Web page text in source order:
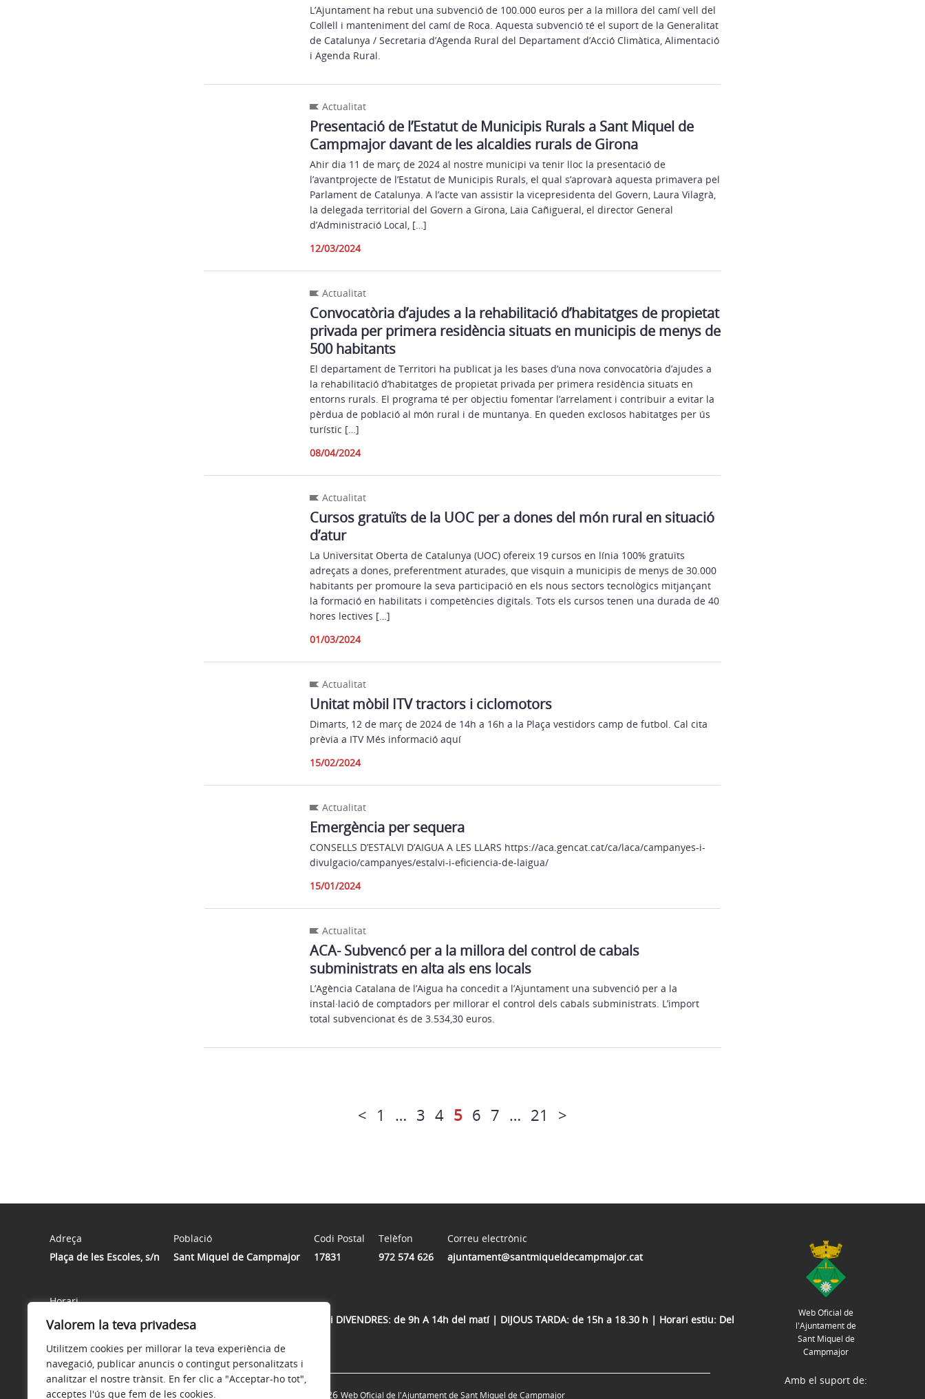
Valorem la teva privadesa
Utilitzem cookies per millorar la teva experiència de
navegació, publicar anuncis o contingut personalitzats i
analitzar el nostre trànsit. En fer clic a "Acceptar-ho tot",
acceptes l'ús que fem de les cookies.
L’Ajuntament ha rebut una subvenció de 100.000 euros per a la millora del camí vell del
Collell i manteniment del camí de Roca. Aquesta subvenció té el suport de la Generalitat
de Catalunya / Secretaria d’Agenda Rural del Departament d’Acció Climàtica, Alimentació
i Agenda Rural.
Actualitat
Presentació de l’Estatut de Municipis Rurals a Sant Miquel de
Campmajor davant de les alcaldies rurals de Girona
Ahir dia 11 de març de 2024 al nostre municipi va tenir lloc la presentació de
l’avantprojecte de l’Estatut de Municipis Rurals, el qual s’aprovarà aquesta primavera pel
Parlament de Catalunya. A l’acte van assistir la vicepresidenta del Govern, Laura Vilagrà,
la delegada territorial del Govern a Girona, Laia Cañigueral, el director General
d’Administració Local, […]
12/03/2024
Actualitat
Convocatòria d’ajudes a la rehabilitació d’habitatges de propietat
privada per primera residència situats en municipis de menys de
500 habitants
El departament de Territori ha publicat ja les bases d’una nova convocatòria d’ajudes a
la rehabilitació d’habitatges de propietat privada per primera residència situats en
entorns rurals. El programa té per objectiu fomentar l’arrelament i contribuir a evitar la
pèrdua de població al món rural i de muntanya. En queden exclosos habitatges per ús
turístic […]
08/04/2024
Actualitat
Cursos gratuïts de la UOC per a dones del món rural en situació
d’atur
La Universitat Oberta de Catalunya (UOC) ofereix 19 cursos en línia 100% gratuïts
adreçats a dones, preferentment aturades, que visquin a municipis de menys de 30.000
habitants per promoure la seva participació en els nous sectors tecnològics mitjançant
la formació en habilitats i competències digitals. Tots els cursos tenen una durada de 40
hores lectives […]
01/03/2024
Actualitat
Unitat mòbil ITV tractors i ciclomotors
Dimarts, 12 de març de 2024 de 14h a 16h a la Plaça vestidors camp de futbol. Cal cita
prèvia a ITV Més informació aquí
15/02/2024
Actualitat
Emergència per sequera
CONSELLS D’ESTALVI D’AIGUA A LES LLARS https://aca.gencat.cat/ca/laca/campanyes-i-
divulgacio/campanyes/estalvi-i-eficiencia-de-laigua/
15/01/2024
Actualitat
ACA- Subvencó per a la millora del control de cabals
subministrats en alta als ens locals
L’Agència Catalana de l’Aigua ha concedit a l’Ajuntament una subvenció per a la
instal·lació de comptadors per millorar el control dels cabals subministrats. L’import
total subvencionat és de 3.534,30 euros.
< 1 … 3 4 5 6 7 … 21 >
Adreça
Plaça de les Escoles, s/n
Població
Sant Miquel de Campmajor
Codi Postal
17831
Telèfon
972 574 626
Correu electrònic
ajuntament@santmiqueldecampmajor.cat
Horari
Horari atenció públic: DILLUNS, DIMARTS, DIMECRES, DIJOUS i DIVENDRES: de 9h A 14h del matí | DIJOUS TARDA: de 15h a 18.30 h | Horari estiu: Del
22 de juny al 20 de setembre, l'horari serà de matins.
Web Oficial de
l'Ajuntament de
Sant Miquel de
Campmajor
Avís legal Política de privacitat © 2026 Web Oficial de l'Ajuntament de Sant Miquel de Campmajor
Amb el suport de: